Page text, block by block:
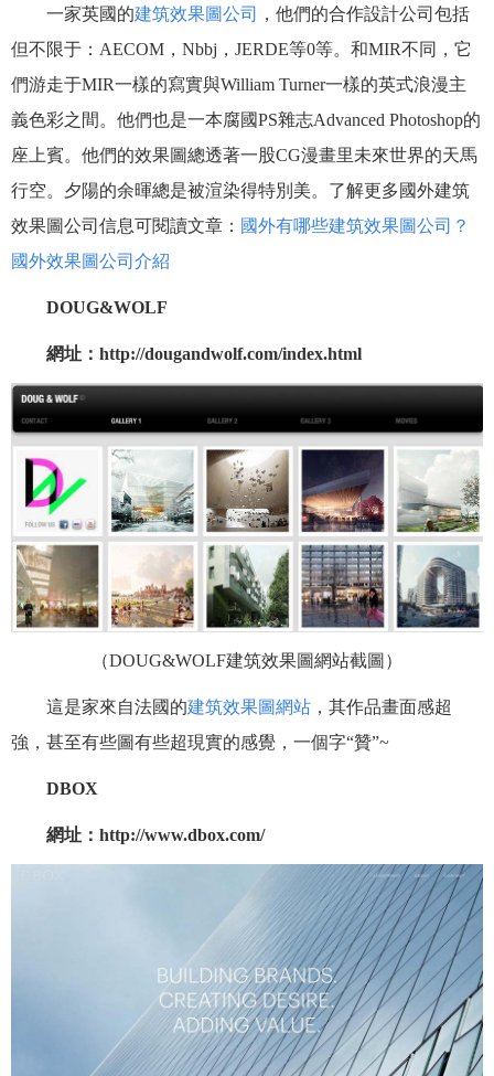
一家英國的建筑效果圖公司
，他們的合作設計公司包括
但不限于：AECOM，Nbbj，JERDE等0等。和MIR不同，它
們游走于MIR一樣的寫實與William Turner一樣的英式浪漫主
義色彩之間。他們也是一本腐國PS雜志Advanced Photoshop的
座上賓。他們的效果圖總透著一股CG漫畫里未來世界的天馬
行空。夕陽的余暉總是被渲染得特別美。了解更多國外建筑
效果圖公司信息可閱讀文章： 國外有哪些建筑效果圖公司？
國外效果圖公司介紹
DOUG&WOLF
網址：http://dougandwolf.com/index.html
（DOUG&WOLF建筑效果圖網站截圖）
這是家來自法國的建筑效果圖網站 ，其作品畫面感超
強，甚至有些圖有些超現實的感覺，一個字“贊”~
DBOX
網址：http://www.dbox.com/